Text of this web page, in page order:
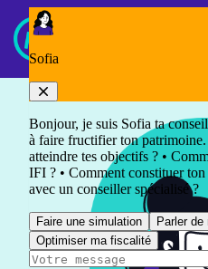
Panneau de gestion des cookies